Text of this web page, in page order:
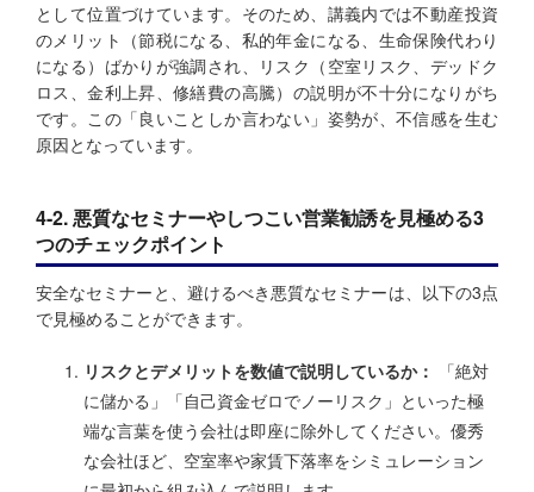
として位置づけています。そのため、講義内では不動産投資
のメリット（節税になる、私的年金になる、生命保険代わり
になる）ばかりが強調され、リスク（空室リスク、デッドク
ロス、金利上昇、修繕費の高騰）の説明が不十分になりがち
です。この「良いことしか言わない」姿勢が、不信感を生む
原因となっています。
4-2. 悪質なセミナーやしつこい営業勧誘を見極める3
つのチェックポイント
安全なセミナーと、避けるべき悪質なセミナーは、以下の3点
で見極めることができます。
リスクとデメリットを数値で説明しているか：
「絶対
に儲かる」「自己資金ゼロでノーリスク」といった極
端な言葉を使う会社は即座に除外してください。優秀
な会社ほど、空室率や家賃下落率をシミュレーション